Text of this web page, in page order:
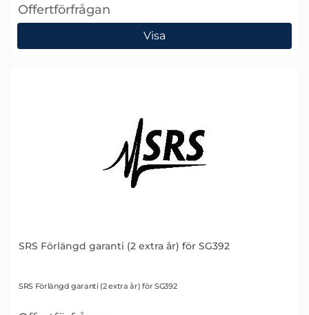
Offertförfrågan
, SRS SG394 Vektorsignalgenerator
Visa
SRS Förlängd garanti (2 extra år) för SG392
Art. nr 1632
SRS Förlängd garanti (2 extra år) för SG392